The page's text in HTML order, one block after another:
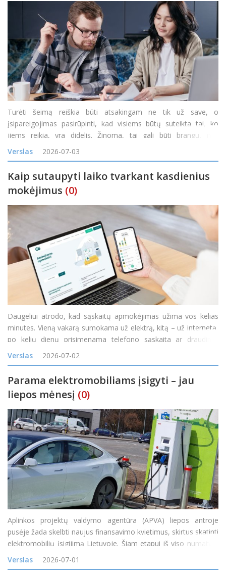
Turėti šeimą reiškia būti atsakingam ne tik už save, o
įsipareigojimas pasirūpinti, kad visiems būtų suteikta tai, ko
jiems reikia, yra didelis. Žinoma, tai gali būti brangu, nes
kiekvieną mėnesį reikia būtiniausių prekių, daiktų ir paslaugų,
padedančių kiekvienam šeimos nariui.
Verslas 2026-07-03
Kaip sutaupyti laiko tvarkant kasdienius
mokėjimus (0)
Daugeliui atrodo, kad sąskaitų apmokėjimas užima vos kelias
minutes. Vieną vakarą sumokama už elektrą, kitą – už internetą,
po kelių dienų prisimenama telefono sąskaita ar draudimo
įmoka. Atskirai kiekvienas mokėjimas tikrai nėra ilgas, tačiau per
mėnesį tokie trumpi darbai susideda į nemažai
Verslas 2026-07-02
Parama elektromobiliams įsigyti – jau
liepos mėnesį (0)
Aplinkos projektų valdymo agentūra (APVA) liepos antroje
pusėje žada skelbti naujus finansavimo kvietimus, skirtus skatinti
elektromobilių įsigijimą Lietuvoje. Šiam etapui iš viso numatyta
20 mln. eurų, iš kurių 12 mln. eurų bus skiriama gyventojų
elektromobiliams, o 8 mln. eurų
Verslas 2026-07-01